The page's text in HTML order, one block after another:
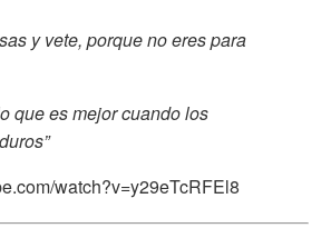
y vete, porque no eres para
que es mejor cuando los
watch?v=y29eTcRFEl8